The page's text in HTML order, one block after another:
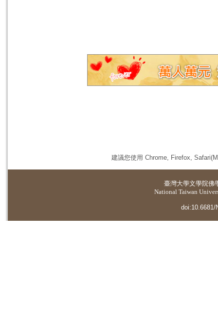
建議您使用 Chrome, Firefox,
臺灣大學文學院佛
National Taiwan
doi:10.6681/